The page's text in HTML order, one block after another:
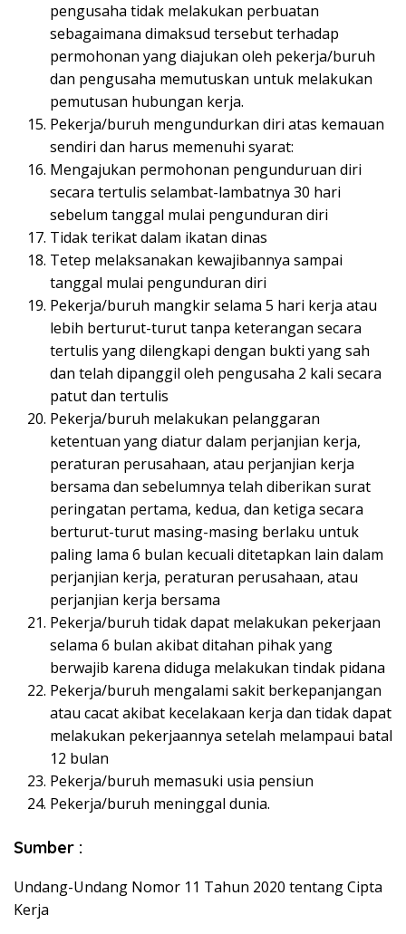
pengusaha tidak melakukan perbuatan
sebagaimana dimaksud tersebut terhadap
permohonan yang diajukan oleh pekerja/buruh
dan pengusaha memutuskan untuk melakukan
pemutusan hubungan kerja.
Pekerja/buruh mengundurkan diri atas kemauan
sendiri dan harus memenuhi syarat:
Mengajukan permohonan pengunduruan diri
secara tertulis selambat-lambatnya 30 hari
sebelum tanggal mulai pengunduran diri
Tidak terikat dalam ikatan dinas
Tetep melaksanakan kewajibannya sampai
tanggal mulai pengunduran diri
Pekerja/buruh mangkir selama 5 hari kerja atau
lebih berturut-turut tanpa keterangan secara
tertulis yang dilengkapi dengan bukti yang sah
dan telah dipanggil oleh pengusaha 2 kali secara
patut dan tertulis
Pekerja/buruh melakukan pelanggaran
ketentuan yang diatur dalam perjanjian kerja,
peraturan perusahaan, atau perjanjian kerja
bersama dan sebelumnya telah diberikan surat
peringatan pertama, kedua, dan ketiga secara
berturut-turut masing-masing berlaku untuk
paling lama 6 bulan kecuali ditetapkan lain dalam
perjanjian kerja, peraturan perusahaan, atau
perjanjian kerja bersama
Pekerja/buruh tidak dapat melakukan pekerjaan
selama 6 bulan akibat ditahan pihak yang
berwajib karena diduga melakukan tindak pidana
Pekerja/buruh mengalami sakit berkepanjangan
atau cacat akibat kecelakaan kerja dan tidak dapat
melakukan pekerjaannya setelah melampaui batal
12 bulan
Pekerja/buruh memasuki usia pensiun
Pekerja/buruh meninggal dunia.
Sumber :
Undang-Undang Nomor 11 Tahun 2020 tentang Cipta
Kerja